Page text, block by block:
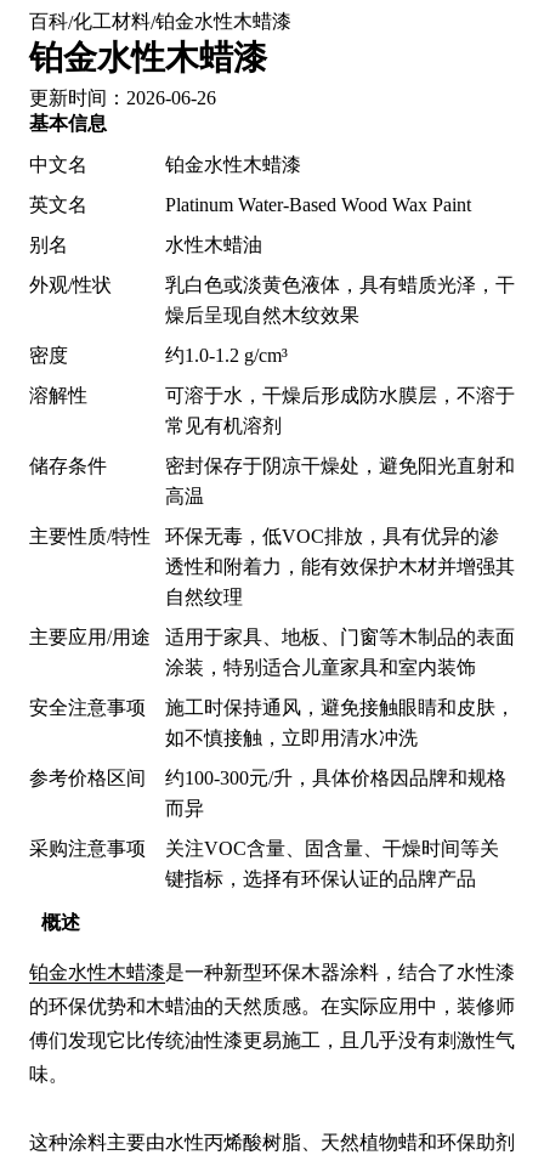
百科/化工材料/铂金水性木蜡漆
铂金水性木蜡漆
更新时间：2026-06-26
概述
铂金水性木蜡漆是一种新型环保木器涂料，结合了水性漆
的环保优势和木蜡油的天然质感。在实际应用中，装修师
傅们发现它比传统油性漆更易施工，且几乎没有刺激性气
味。
这种涂料主要由水性丙烯酸树脂、天然植物蜡和环保助剂
基本信息
中文名
铂金水性木蜡漆
英文名
Platinum Water-Based Wood Wax Paint
别名
水性木蜡油
外观/性状
乳白色或淡黄色液体，具有蜡质光泽，干
燥后呈现自然木纹效果
密度
约1.0-1.2 g/cm³
溶解性
可溶于水，干燥后形成防水膜层，不溶于
常见有机溶剂
储存条件
密封保存于阴凉干燥处，避免阳光直射和
高温
主要性质/特性
环保无毒，低VOC排放，具有优异的渗
透性和附着力，能有效保护木材并增强其
自然纹理
主要应用/用途
适用于家具、地板、门窗等木制品的表面
涂装，特别适合儿童家具和室内装饰
安全注意事项
施工时保持通风，避免接触眼睛和皮肤，
如不慎接触，立即用清水冲洗
参考价格区间
约100-300元/升，具体价格因品牌和规格
而异
采购注意事项
关注VOC含量、固含量、干燥时间等关
键指标，选择有环保认证的品牌产品